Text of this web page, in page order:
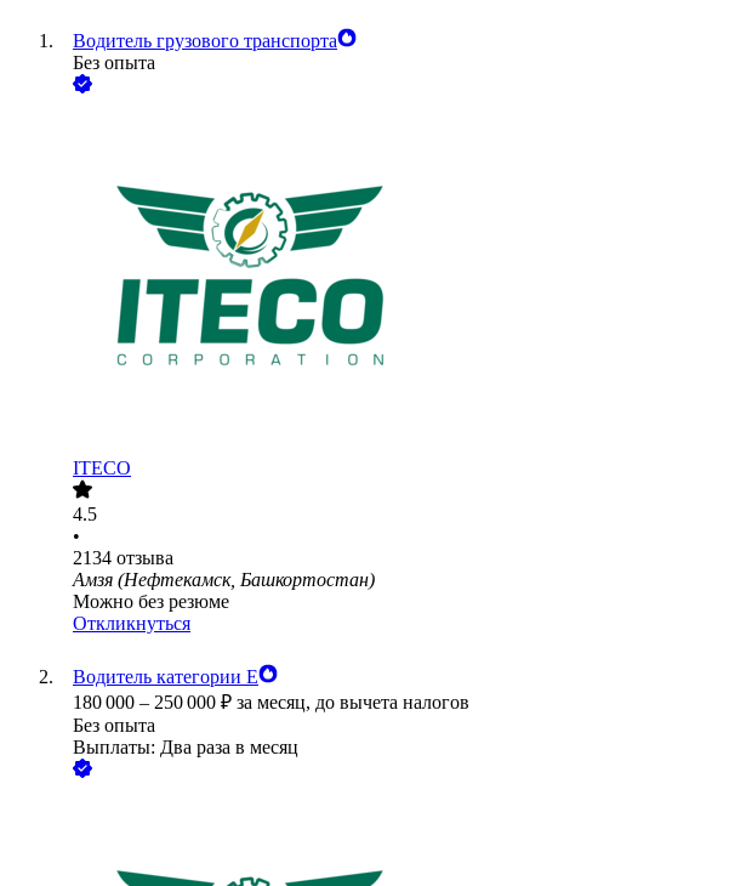
Водитель грузового транспорта
Без опыта
ITECO
4.5
•
2134 отзыва
Амзя (Нефтекамск, Башкортостан)
Можно без резюме
Откликнуться
Водитель категории Е
180 000 – 250 000 ₽ за месяц, до вычета налогов
Без опыта
Выплаты: Два раза в месяц